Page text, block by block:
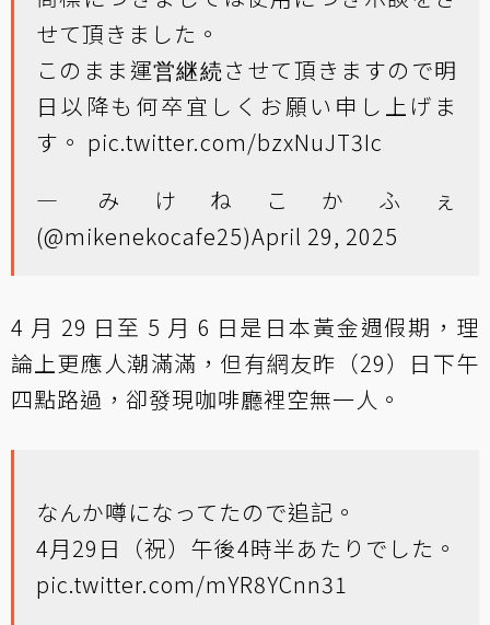
せて頂きました。
このまま運営継続させて頂きますので明
日以降も何卒宜しくお願い申し上げま
す。 pic.twitter.com/bzxNuJT3Ic
— みけねこかふぇ
(@mikenekocafe25)April 29, 2025
4 月 29 日至 5 月 6 日是日本黃金週假期，理
論上更應人潮滿滿，但有網友昨（29）日下午
四點路過，卻發現咖啡廳裡空無一人。
なんか噂になってたので追記。
4月29日（祝）午後4時半あたりでした。
pic.twitter.com/mYR8YCnn31